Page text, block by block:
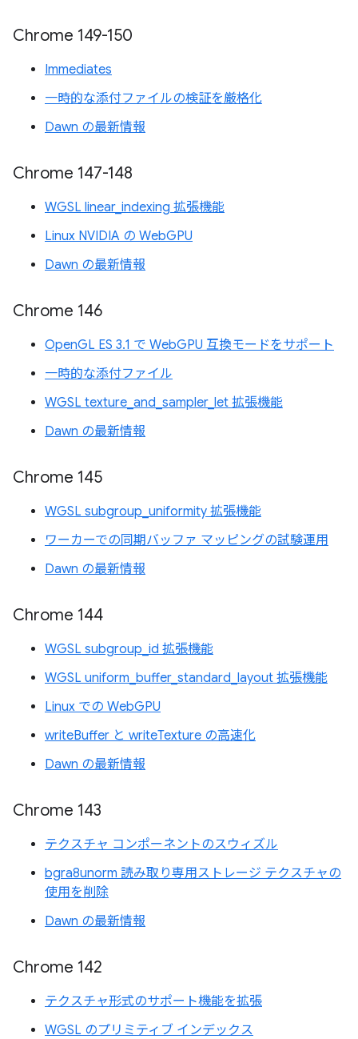
Chrome 149-150
Immediates
一時的な添付ファイルの検証を厳格化
Dawn の最新情報
Chrome 147-148
WGSL linear_indexing 拡張機能
Linux NVIDIA の WebGPU
Dawn の最新情報
Chrome 146
OpenGL ES 3.1 で WebGPU 互換モードをサポート
一時的な添付ファイル
WGSL texture_and_sampler_let 拡張機能
Dawn の最新情報
Chrome 145
WGSL subgroup_uniformity 拡張機能
ワーカーでの同期バッファ マッピングの試験運用
Dawn の最新情報
Chrome 144
WGSL subgroup_id 拡張機能
WGSL uniform_buffer_standard_layout 拡張機能
Linux での WebGPU
writeBuffer と writeTexture の高速化
Dawn の最新情報
Chrome 143
テクスチャ コンポーネントのスウィズル
bgra8unorm 読み取り専用ストレージ テクスチャの
使用を削除
Dawn の最新情報
Chrome 142
テクスチャ形式のサポート機能を拡張
WGSL のプリミティブ インデックス